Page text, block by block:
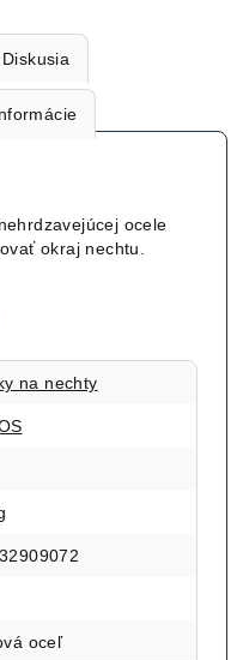
Diskusia
ocele
okraj nechtu.
na nechty
oceľ